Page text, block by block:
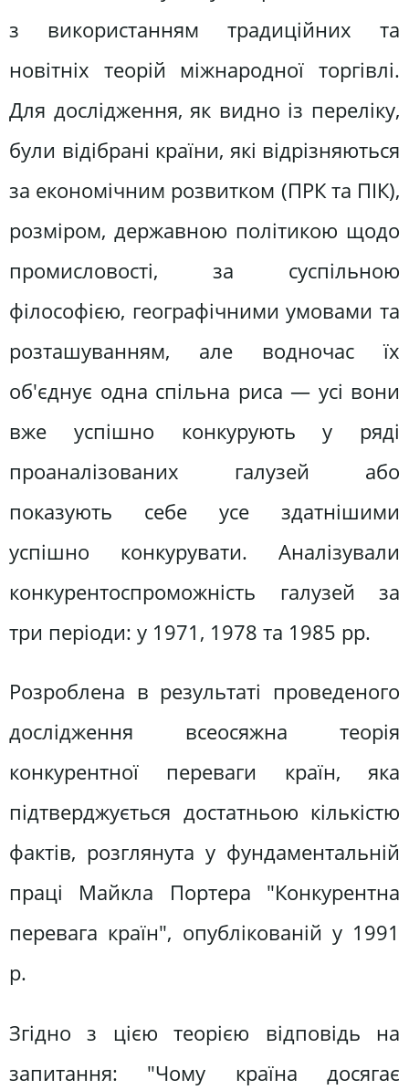
з використанням традиційних та
новітніх теорій міжнародної торгівлі.
Для дослідження, як видно із переліку,
були відібрані країни, які відрізняються
за економічним розвитком (ПРК та ПІК),
розміром, державною політикою щодо
промисловості, за суспільною
філософією, географічними умовами та
розташуванням, але водночас їх
об'єднує одна спільна риса — усі вони
вже успішно конкурують у ряді
проаналізованих галузей або
показують себе усе здатнішими
успішно конкурувати. Аналізували
конкурентоспроможність галузей за
три періоди: у 1971, 1978 та 1985 рр.
Розроблена в результаті проведеного
дослідження всеосяжна теорія
конкурентної переваги країн, яка
підтверджується достатньою кількістю
фактів, розглянута у фундаментальній
праці Майкла Портера "Конкурентна
перевага країн", опублікованій у 1991
р.
Згідно з цією теорією відповідь на
запитання: "Чому країна досягає